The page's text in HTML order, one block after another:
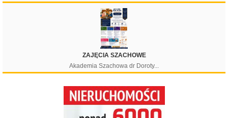
ZAJĘCIA SZACHOWE
Akademia Szachowa dr Doroty...